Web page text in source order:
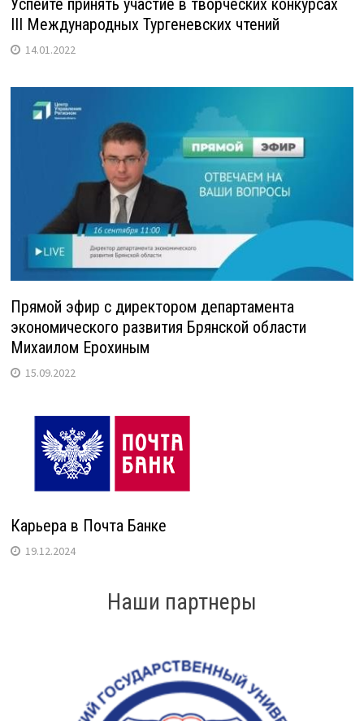
Успейте принять участие в творческих конкурсах
III Международных Тургеневских чтений
14.01.2022
Прямой эфир с директором департамента
экономического развития Брянской области
Михаилом Ерохиным
15.09.2022
Карьера в Почта Банке
19.12.2024
Наши партнеры